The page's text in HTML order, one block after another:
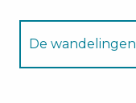
De wandelingen